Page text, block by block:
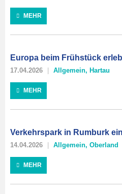
MEHR
Europa beim Frühstück
17.04.2026 Allgemein, Hartau
MEHR
Verkehrspark in Rumburk
14.04.2026 Allgemein, Oberland
MEHR